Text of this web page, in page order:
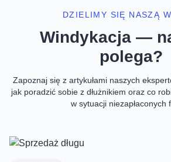
DZIELIMY SIĘ NASZĄ
Windykacja —
polega?
Zapoznaj się z artykułami naszych
jak poradzić sobie z dłużnikiem oraz co
w sytuacji niezapłaconych